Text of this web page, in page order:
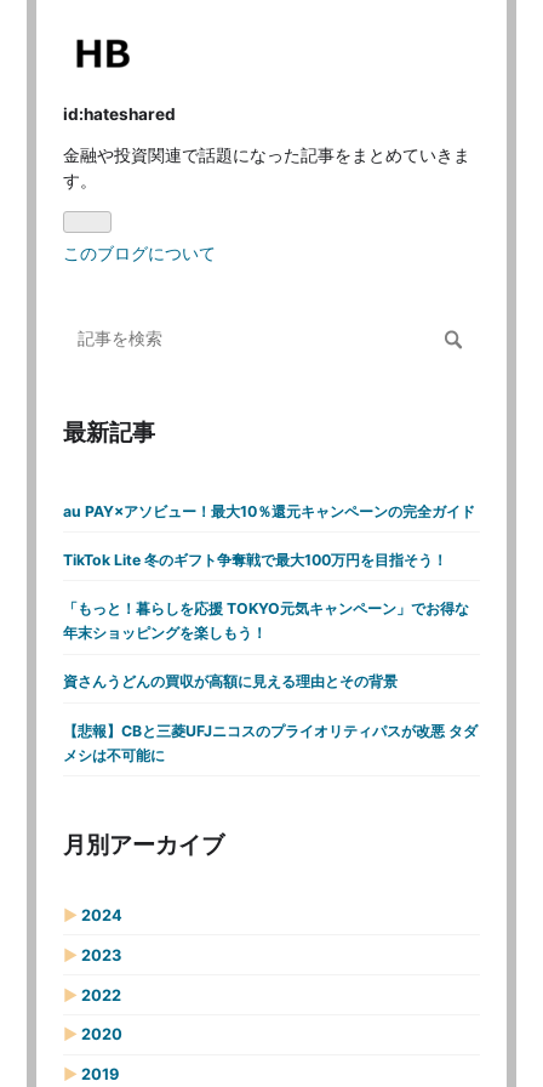
id:hateshared
金融や投資関連で話題になった記事をまとめていきま
す。
このブログについて
最新記事
au PAY×アソビュー！最大10％還元キャンペーンの完全ガイド
TikTok Lite 冬のギフト争奪戦で最大100万円を目指そう！
「もっと！暮らしを応援 TOKYO元気キャンペーン」でお得な
年末ショッピングを楽しもう！
資さんうどんの買収が高額に見える理由とその背景
【悲報】CBと三菱UFJニコスのプライオリティパスが改悪 タダ
メシは不可能に
月別アーカイブ
▶ 2024
▶ 2023
▶ 2022
▶ 2020
▶ 2019